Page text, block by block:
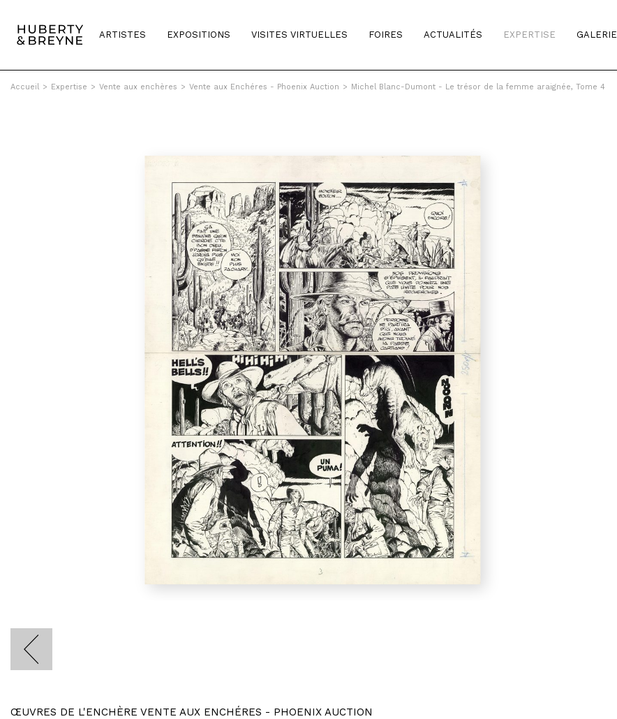
ARTISTES EXPOSITIONS VISITES VIRTUELLES FOIRES ACTUALITÉS EXPERTISE GALERIE
Accueil > Expertise > Vente aux enchères > Vente aux Enchéres - Phoenix Auction > Michel Blanc-Dumont - Le trésor de la femme araignée, Tome 4
ŒUVRES DE L'ENCHÈRE VENTE AUX ENCHÉRES - PHOENIX AUCTION